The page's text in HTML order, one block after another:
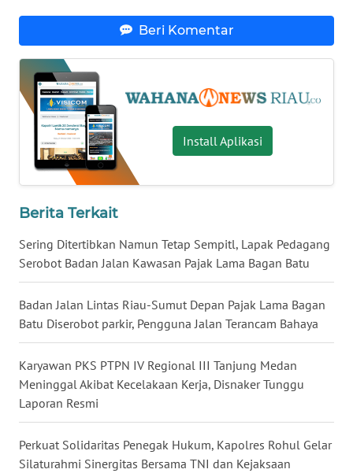
Beri Komentar
Install Aplikasi
Berita Terkait
Sering Ditertibkan Namun Tetap Sempitl, Lapak Pedagang
Serobot Badan Jalan Kawasan Pajak Lama Bagan Batu
Badan Jalan Lintas Riau-Sumut Depan Pajak Lama Bagan
Batu Diserobot parkir, Pengguna Jalan Terancam Bahaya
Karyawan PKS PTPN IV Regional III Tanjung Medan
Meninggal Akibat Kecelakaan Kerja, Disnaker Tunggu
Laporan Resmi
Perkuat Solidaritas Penegak Hukum, Kapolres Rohul Gelar
Silaturahmi Sinergitas Bersama TNI dan Kejaksaan
JATENG
WN
NUSANTARA
WN
WN
JATIM
WN
BALI
KALBAR